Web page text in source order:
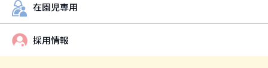
在園児専用
採用情報